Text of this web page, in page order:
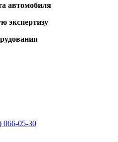
автомобиля
экспертизу
066-05-30